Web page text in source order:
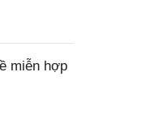
miễn hợp